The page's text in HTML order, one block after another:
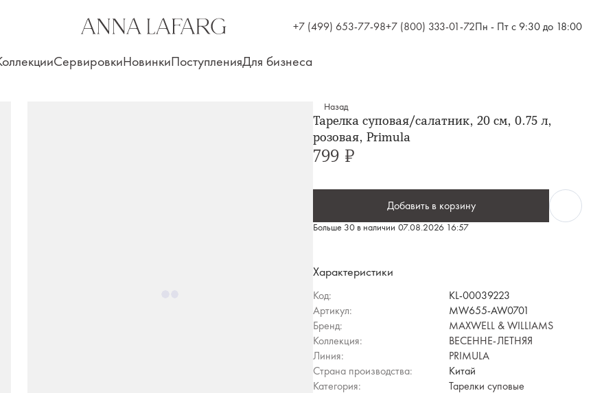
+7 (499) 653-77-98+7 (800) 333-01-72Пн - Пт с 9:30 до 18:00
СервировкиНовинкиПоступленияДля бизнеса
Назад
Тарелка суповая/салатник, 20 см, 0.75 л,
розовая, Primula
799 ₽
Больше 30 в наличии 07.08.2026 16:57
Добавить в корзину
Характеристики
Код:
KL-00039223
Артикул:
MW655-AW0701
Бренд:
MAXWELL & WILLIAMS
Коллекция:
ВЕСЕННЕ-ЛЕТНЯЯ
Линия:
PRIMULA
Страна производства:
Китай
Категория:
Тарелки суповые